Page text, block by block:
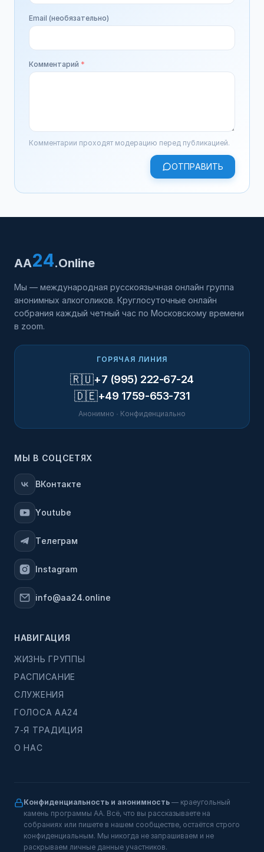
Email (необязательно)
Комментарий *
Комментарии проходят модерацию перед публикацией.
ОТПРАВИТЬ
AA24.Online
Мы — международная русскоязычная онлайн группа
анонимных алкоголиков. Круглосуточные онлайн
собрания каждый четный час по Московскому времени
в zoom.
ГОРЯЧАЯ ЛИНИЯ
🇷🇺+7 (995) 222-67-24
🇩🇪+49 1759-653-731
Анонимно · Конфиденциально
МЫ В СОЦСЕТЯХ
ВКонтакте
Youtube
Телеграм
Instagram
info@aa24.online
НАВИГАЦИЯ
ЖИЗНЬ ГРУППЫ
РАСПИСАНИЕ
СЛУЖЕНИЯ
ГОЛОСА АА24
7-Я ТРАДИЦИЯ
О НАС
Конфиденциальность и анонимность — краеугольный
камень программы АА. Всё, что вы рассказываете на
собраниях или пишете в нашем сообществе, остаётся строго
конфиденциальным. Мы никогда не запрашиваем и не
раскрываем личные данные участников.